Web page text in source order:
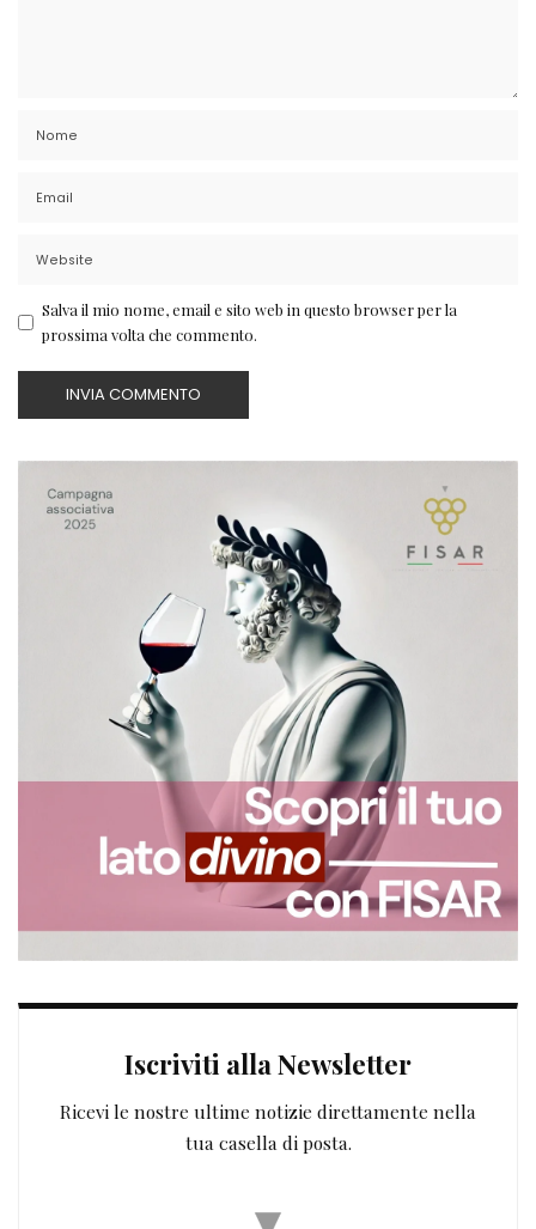
Salva il mio nome, email e sito web in questo browser per la
prossima volta che commento.
Iscriviti alla Newsletter
Ricevi le nostre ultime notizie direttamente nella
tua casella di posta.